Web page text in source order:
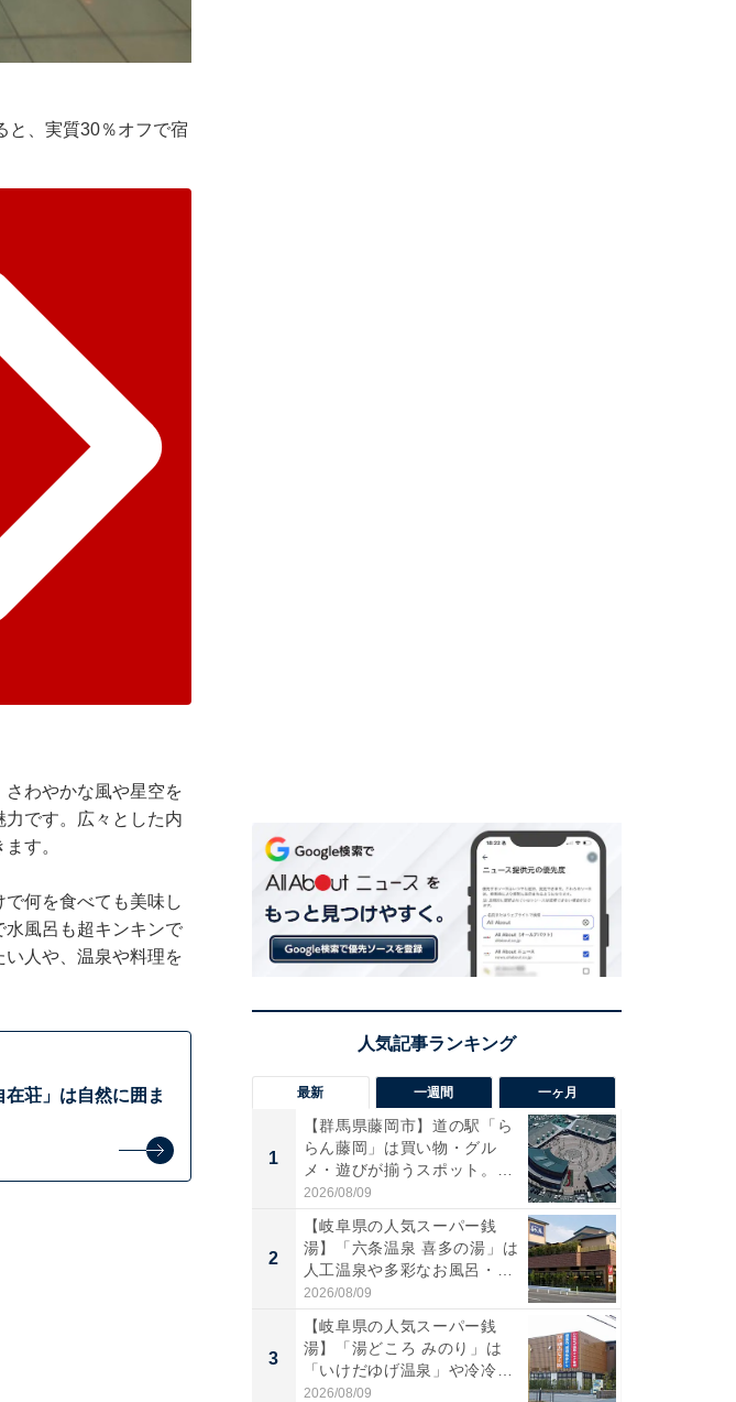
と、実質30％オフで宿
わやかな風や星空を
です。広々とした内
す。
何を食べても美味し
風呂も超キンキンで
人や、温泉や料理を
在荘」は自然に囲ま
最新 一週間 一ヶ月
1
【群馬県藤岡市】道の駅「ら
らん藤岡」は買い物・グル
メ・遊びが揃うスポット。全
国で...
2026/08/09
2
【岐阜県の人気スーパー銭
湯】「六条温泉 喜多の湯」は
人工温泉や多彩なお風呂・岩
盤...
2026/08/09
3
【岐阜県の人気スーパー銭
湯】「湯どころ みのり」は
「いけだゆげ温泉」や冷冷交
代浴...
2026/08/09